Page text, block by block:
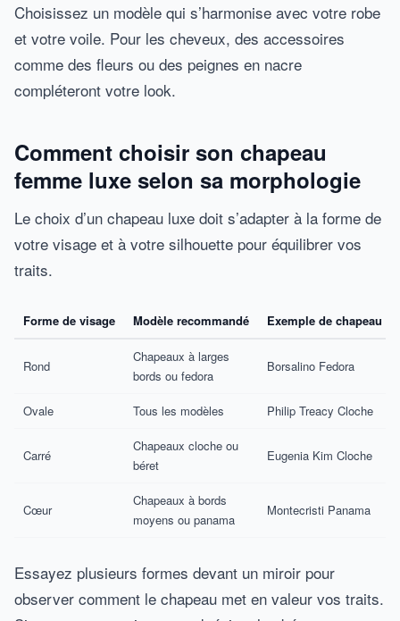
Choisissez un modèle qui s’harmonise avec votre robe
et votre voile. Pour les cheveux, des accessoires
comme des fleurs ou des peignes en nacre
compléteront votre look.
Comment choisir son chapeau
femme luxe selon sa morphologie
Le choix d’un chapeau luxe doit s’adapter à la forme de
votre visage et à votre silhouette pour équilibrer vos
traits.
Forme de visage Modèle recommandé Exemple de chapeau
Rond
Chapeaux à larges
bords ou fedora
Borsalino Fedora
Ovale Tous les modèles Philip Treacy Cloche
Carré
Chapeaux cloche ou
béret
Eugenia Kim Cloche
Cœur
Chapeaux à bords
moyens ou panama
Montecristi Panama
Essayez plusieurs formes devant un miroir pour
observer comment le chapeau met en valeur vos traits.